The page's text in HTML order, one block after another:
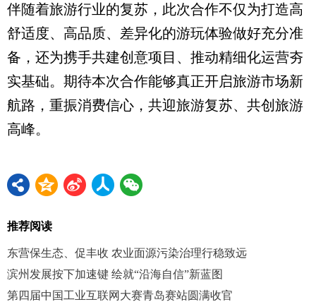
伴随着旅游行业的复苏，此次合作不仅为打造高
舒适度、高品质、差异化的游玩体验做好充分准
备，还为携手共建创意项目、推动精细化运营夯
实基础。期待本次合作能够真正开启旅游市场新
航路，重振消费信心，共迎旅游复苏、共创旅游
高峰。
推荐阅读
东营保生态、促丰收 农业面源污染治理行稳致远
滨州发展按下加速键 绘就“沿海自信”新蓝图
第四届中国工业互联网大赛青岛赛站圆满收官